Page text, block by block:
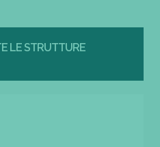
LE STRUTTURE